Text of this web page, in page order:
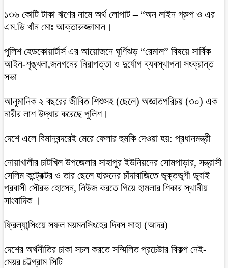
১৩৬ কোটি টাকা ঋণের নামে অর্থ লোপাট – “অন লাইন গ্রুপ ও এর
এম.ডি খাঁন মোঃ আক্তারুজ্জামান।
পুলিশ হেডকোয়ার্টার্স এর আয়োজনে ঘূর্ণিঝড় “রেমাল” বিষয়ে সার্বিক
আইন-শৃঙ্খলা,জনগনের নিরাপত্তা ও দুর্যোগ ব্যবস্থাপনা সংক্রান্ত
সভা
আনুমানিক ২ বছরের জীবিত শিশুসহ (ছেলে) অজ্ঞাতপরিচয় (৩০) এক
নারীর লাশ উদ্ধার করেছে পুলিশ।
দেশে এলে বিমানবন্দরেই মেরে ফেলার হুমকি দেওয়া হয়: প্রধানমন্ত্রী
নোয়াখালীর চাটখিল উপজেলার সাহাপুর ইউনিয়নের সোমপাড়ার, সন্ত্রাসী
সেলিম কন্ট্রেক্টর ও তার ছেলে হারুনের চাঁদাবাজিতে ভুক্তভুগী ডুবাই
প্রবাসী সৌরভ হোসেন, নিউজ করতে গিয়ে হামলার শিকার স্থানীয়
সাংবাদিক ।
ফ্রিল্যান্সিংয়ে সফল ময়মনসিংহের দিবস সাহা (আদর)
দেশের অর্থনীতির চাকা সচল করতে সম্মিলিত প্রচেষ্টার বিকল্প নেই-
মেয়র চট্টগ্রাম সিটি